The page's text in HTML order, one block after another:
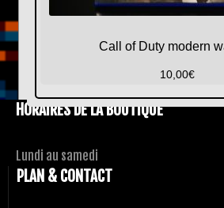
Call of Duty modern
10,00€
HORAIRES DE LA BOUTIQUE
Lundi au samedi
PLAN & CONTACT